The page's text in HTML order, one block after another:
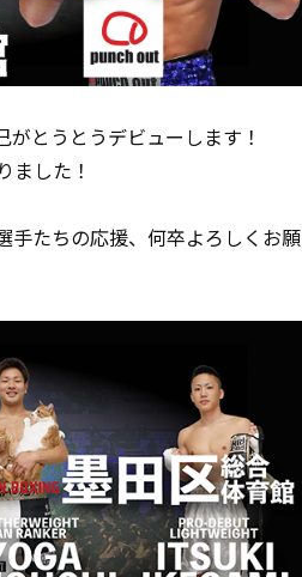
とうとうデビューします！
ました！
手たちの応援、何卒よろしくお願